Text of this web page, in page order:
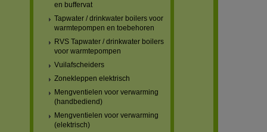
en buffervat
Tapwater / drinkwater boilers voor
warmtepompen en toebehoren
RVS Tapwater / drinkwater boilers
voor warmtepompen
Vuilafscheiders
Zonekleppen elektrisch
Mengventielen voor verwarming
(handbediend)
Mengventielen voor verwarming
(elektrisch)